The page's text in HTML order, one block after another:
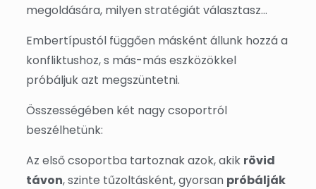
megoldására, milyen stratégiát választasz…
Embertípustól függően másként állunk hozzá a
konfliktushoz, s más-más eszközökkel
próbáljuk azt megszüntetni.
Összességében két nagy csoportról
beszélhetünk:
Az első csoportba tartoznak azok, akik rövid
távon, szinte tűzoltásként, gyorsan próbálják